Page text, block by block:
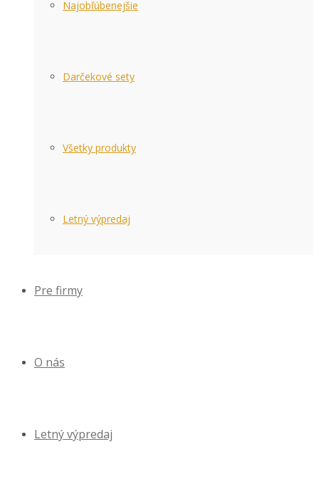
Najobľúbenejšie
Darčekové sety
Všetky produkty
Letný výpredaj
Pre firmy
O nás
Letný výpredaj